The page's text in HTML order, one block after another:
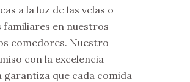
a la luz de las velas o
familiares en nuestros
comedores. Nuestro
con la excelencia
garantiza que cada comida